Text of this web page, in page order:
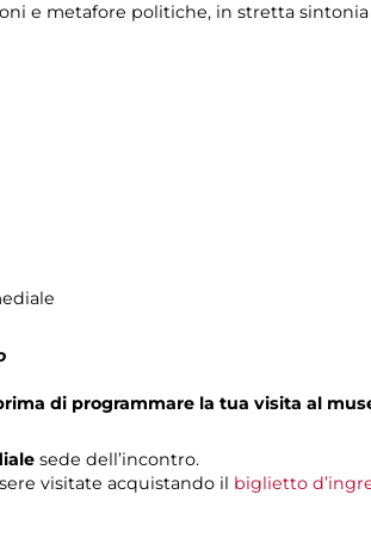
e metafore politiche, in stretta
di programmare la tua visita al
sede dell’incontro.
visitate acquistando il biglietto